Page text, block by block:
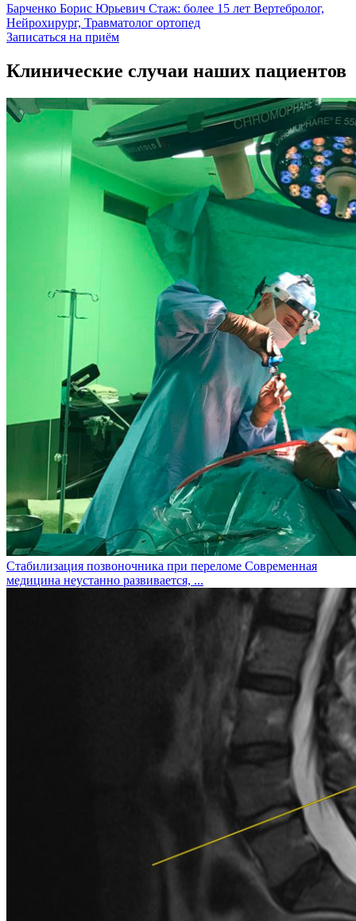
Барченко Борис Юрьевич Стаж: более 15 лет Вертебролог,
Нейрохирург, Травматолог ортопед
Записаться на приём
Клинические случаи наших пациентов
Стабилизация позвоночника при переломе Современная
медицина неустанно развивается, ...